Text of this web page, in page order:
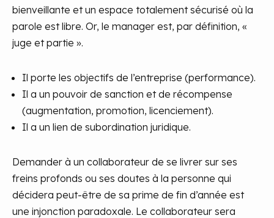
bienveillante et un espace totalement sécurisé où la
parole est libre. Or, le manager est, par définition, «
juge et partie ».
Il porte les objectifs de l’entreprise (performance).
Il a un pouvoir de sanction et de récompense
(augmentation, promotion, licenciement).
Il a un lien de subordination juridique.
Demander à un collaborateur de se livrer sur ses
freins profonds ou ses doutes à la personne qui
décidera peut-être de sa prime de fin d’année est
une injonction paradoxale. Le collaborateur sera